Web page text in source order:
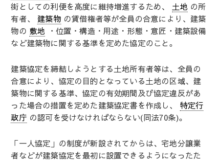
街としての利便を高度に維持増進するため、 土地 の所
有者、 建築物の賃借権者等が全員の合意により、建築
物の 敷地 ・位置・構造・用途・形態・意匠・建築設備
など建築物に関する基準を定めた協定のこと。
建築協定を締結しようとする土地所有者等は、全員の
合意により、協定の目的となっている土地の区域、建
築物に関する基準、協定の有効期間及び協定違反があ
った場合の措置を定めた建築協定書を作成し、 特定行
政庁の認可を受けなければならない(同法70条)。
「一人協定」の制度が新設されてからは、宅地分譲業
者などが建築協定を最初に設置できるようになったた